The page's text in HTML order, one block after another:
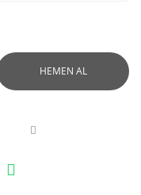
HEMEN AL